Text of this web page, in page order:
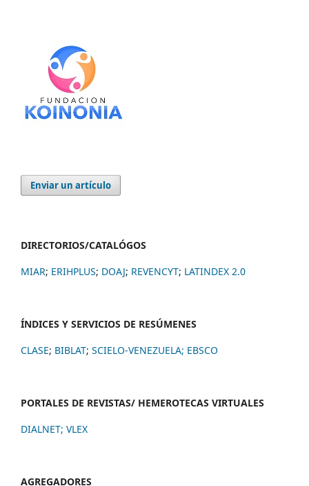
Enviar un artículo
DIRECTORIOS/CATALÓGOS
MIAR; ERIHPLUS; DOAJ; REVENCYT; LATINDEX 2.0
ÍNDICES Y SERVICIOS DE RESÚMENES
CLASE; BIBLAT; SCIELO-VENEZUELA; EBSCO
PORTALES DE REVISTAS/ HEMEROTECAS VIRTUALES
DIALNET; VLEX
AGREGADORES